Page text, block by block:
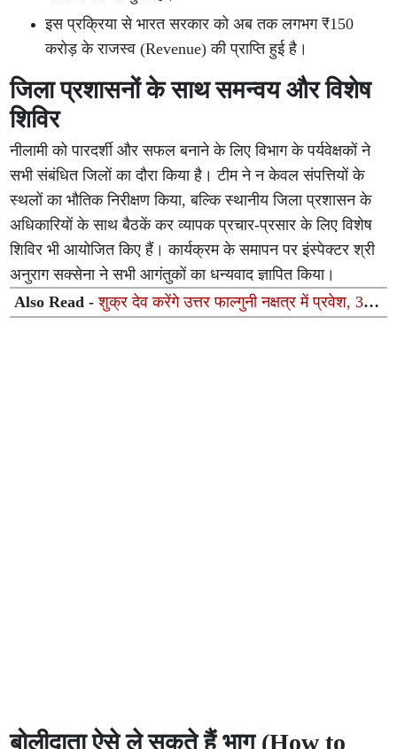
इस प्रक्रिया से भारत सरकार को अब तक लगभग ₹150
करोड़ के राजस्व (Revenue) की प्राप्ति हुई है।
जिला प्रशासनों के साथ समन्वय और विशेष
शिविर
नीलामी को पारदर्शी और सफल बनाने के लिए विभाग के पर्यवेक्षकों ने
सभी संबंधित जिलों का दौरा किया है। टीम ने न केवल संपत्तियों के
स्थलों का भौतिक निरीक्षण किया, बल्कि स्थानीय जिला प्रशासन के
अधिकारियों के साथ बैठकें कर व्यापक प्रचार-प्रसार के लिए विशेष
शिविर भी आयोजित किए हैं। कार्यक्रम के समापन पर इंस्पेक्टर श्री
अनुराग सक्सेना ने सभी आगंतुकों का धन्यवाद ज्ञापित किया।
Also Read -शुक्र देव करेंगे उत्तर फाल्गुनी नक्षत्र में प्रवेश, 3
राशियों की चमकेगी किस्मत
बोलीदाता ऐसे ले सकते हैं भाग (How to